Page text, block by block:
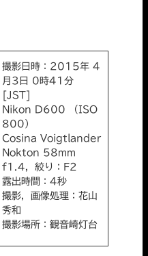
撮影日時：2015年 4
月3日 0時41分
[JST]
Nikon D600 （ISO
800）
Cosina Voigtlander
Nokton 58mm
f1.4，絞り：F2
露出時間：4秒
撮影，画像処理：花山
秀和
撮影場所：観音崎灯台